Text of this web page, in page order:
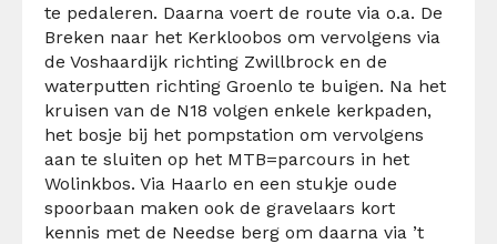
te pedaleren. Daarna voert de route via o.a. De
Breken naar het Kerkloobos om vervolgens via
de Voshaardijk richting Zwillbrock en de
waterputten richting Groenlo te buigen. Na het
kruisen van de N18 volgen enkele kerkpaden,
het bosje bij het pompstation om vervolgens
aan te sluiten op het MTB=parcours in het
Wolinkbos. Via Haarlo en een stukje oude
spoorbaan maken ook de gravelaars kort
kennis met de Needse berg om daarna via ’t